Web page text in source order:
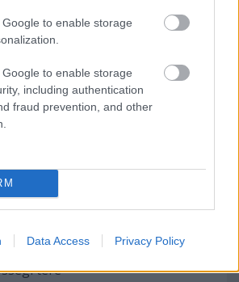
to enable storage
to enable storage
including authentication
fraud prevention, and other
Data Access Privacy Policy
utazás: bullshit vagy
létezik?
működnie a társadalmi
tere